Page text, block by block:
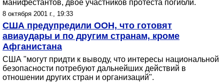
манифестантов, двое участников протеста погибли.
8 октября 2001 г., 19:33
США предупредили ООН, что готовят
авиаудары и по другим странам, кроме
Афганистана
США "могут придти к выводу, что интересы национальной
безопасности потребуют дальнейших действий в
отношении других стран и организаций".